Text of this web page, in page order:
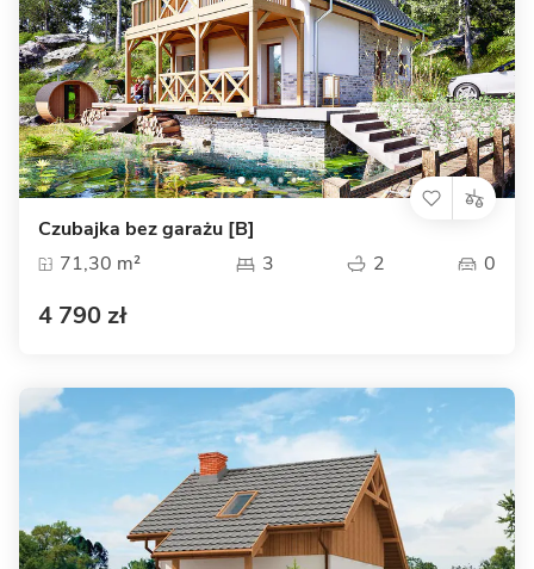
Czubajka bez garażu [B]
71,30 m²
3 2 0
4 790 zł